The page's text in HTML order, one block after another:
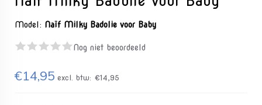
Model: Naïf Milky Badolie voor Baby
Nog niet beoordeeld
€14,95 excl. btw: €14,95